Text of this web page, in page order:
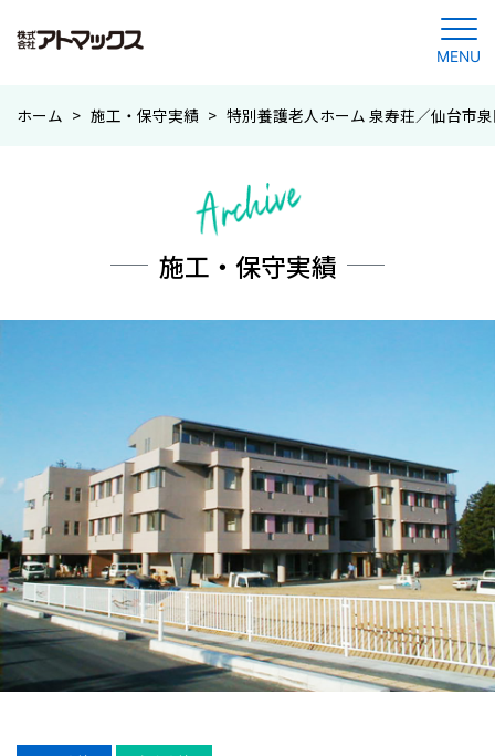
MENU
ホーム > 施工・保守実績 > 特別養護老人ホーム 泉寿荘／仙台市
施工・保守実績